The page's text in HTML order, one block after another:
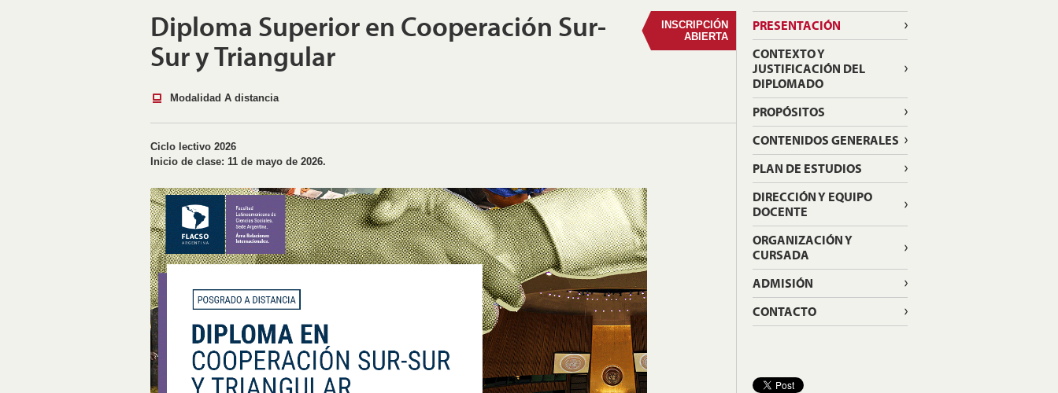
Diploma Superior en Cooperación Sur-
Sur y Triangular
INSCRIPCIÓN
ABIERTA
Modalidad A distancia
Ciclo lectivo 2026
Inicio de clase: 11 de mayo de 2026.
PRESENTACIÓN
CONTEXTO Y
JUSTIFICACIÓN DEL
DIPLOMADO
PROPÓSITOS
CONTENIDOS GENERALES
PLAN DE ESTUDIOS
DIRECCIÓN Y EQUIPO
DOCENTE
ORGANIZACIÓN Y
CURSADA
ADMISIÓN
CONTACTO